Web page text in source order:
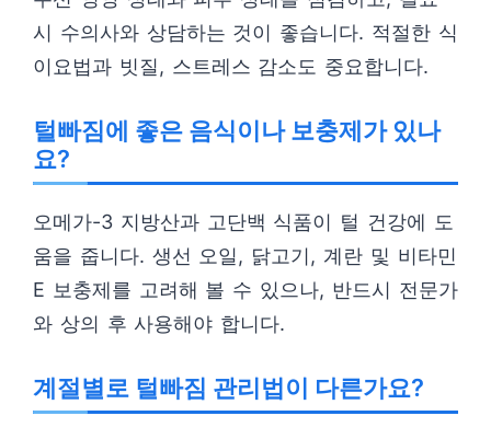
시 수의사와 상담하는 것이 좋습니다. 적절한 식
이요법과 빗질, 스트레스 감소도 중요합니다.
털빠짐에 좋은 음식이나 보충제가 있나
요?
오메가-3 지방산과 고단백 식품이 털 건강에 도
움을 줍니다. 생선 오일, 닭고기, 계란 및 비타민
E 보충제를 고려해 볼 수 있으나, 반드시 전문가
와 상의 후 사용해야 합니다.
계절별로 털빠짐 관리법이 다른가요?